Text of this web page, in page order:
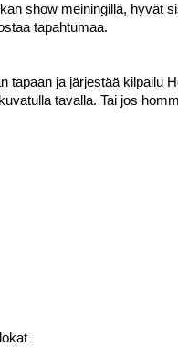
show meiningillä, hyvät
tapahtumaa.
tapaan ja järjestää kilpailu
tavalla. Tai jos